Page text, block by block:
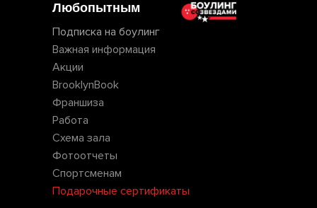
Работа
Спортсменам
Фотоотчеты
Схема зала
Важная информация
Подписка на боулинг
Франшиза
Подарочные сертификаты
Акции
Любопытным
BrooklynBook